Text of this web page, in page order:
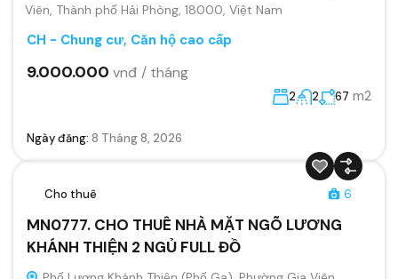
Viên, Thành phố Hải Phòng, 18000, Việt Nam
CH - Chung cư, Căn hộ cao cấp
9.000.000 vnđ / tháng
2 2 67 m2
Ngày đăng: 8 Tháng 8, 2026
Cho thuê 6
MN0777. CHO THUÊ NHÀ MẶT NGÕ LƯƠNG
KHÁNH THIỆN 2 NGỦ FULL ĐỒ